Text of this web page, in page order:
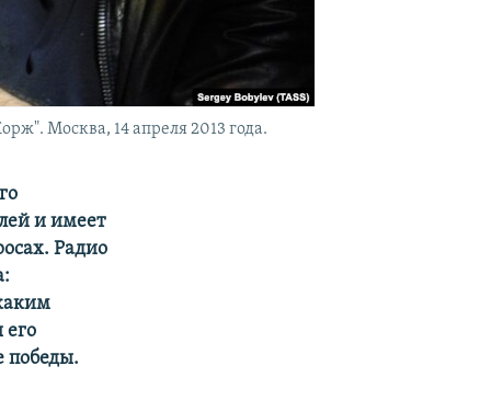
Москва, 14 апреля 2013 года.
и имеет
Радио
его
победы.